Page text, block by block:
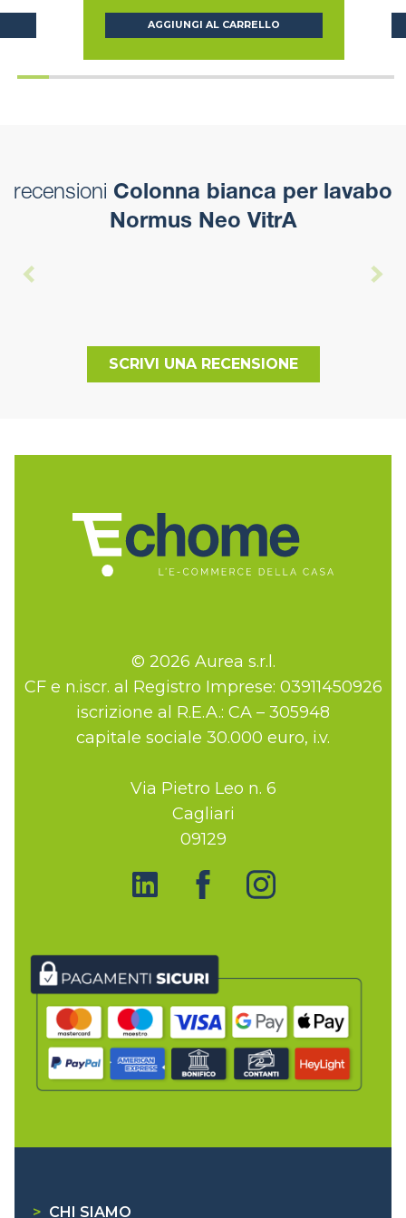
AGGIUNGI AL CARRELLO
recensioni Colonna bianca per lavabo
Normus Neo VitrA
SCRIVI UNA RECENSIONE
© 2026 Aurea s.r.l.
CF e n.iscr. al Registro Imprese: 03911450926
iscrizione al R.E.A.: CA – 305948
capitale sociale 30.000 euro, i.v.
Via Pietro Leo n. 6
Cagliari
09129
> CHI SIAMO